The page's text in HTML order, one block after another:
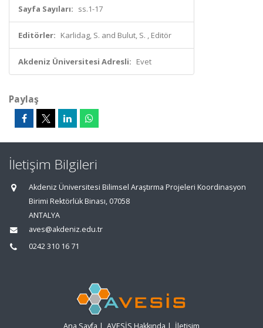
Sayfa Sayıları: ss.1-17
Editörler: Karlidag, S. and Bulut, S. , Editör
Akdeniz Üniversitesi Adresli: Evet
Paylaş
İletişim Bilgileri
Akdeniz Üniversitesi Bilimsel Araştırma Projeleri Koordinasyon
Birimi Rektörlük Binası, 07058
ANTALYA
aves@akdeniz.edu.tr
0242 310 16 71
Ana Sayfa | AVESİS Hakkında | İletişim